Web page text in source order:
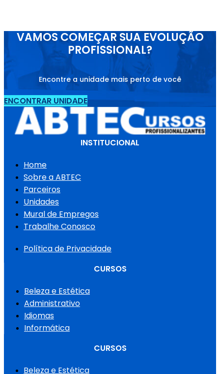
VAMOS COMEÇAR SUA EVOLUÇÃO
PROFISSIONAL?
Encontre a unidade mais perto de você
ENCONTRAR UNIDADE
INSTITUCIONAL
Home
Sobre a ABTEC
Parceiros
Unidades
Mural de Empregos
Trabalhe Conosco
Política de Privacidade
CURSOS
Beleza e Estética
Administrativo
Idiomas
Informática
CURSOS
Beleza e Estética